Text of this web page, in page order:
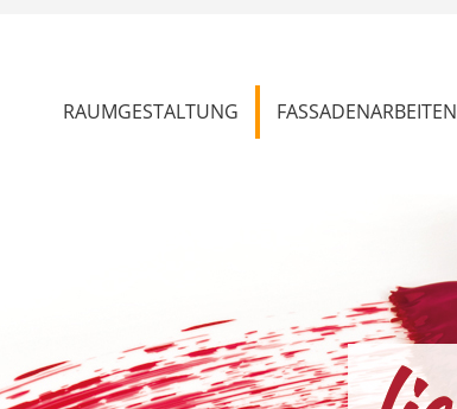
RAUMGESTALTUNG FASSADENARBEITEN